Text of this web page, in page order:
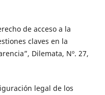
de acceso a la
claves en la
Dilemata, Nº. 27,
legal de los